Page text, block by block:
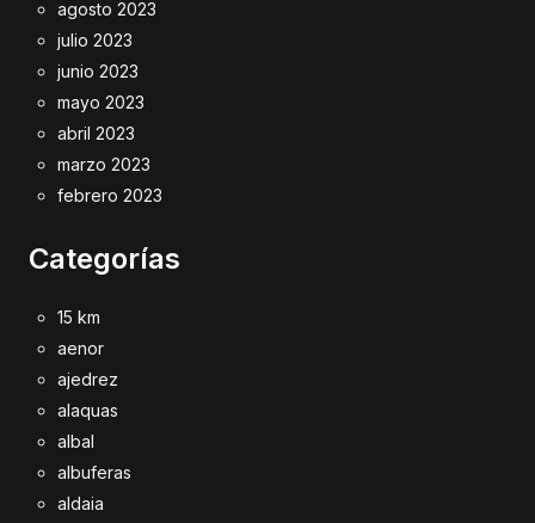
agosto 2023
julio 2023
junio 2023
mayo 2023
abril 2023
marzo 2023
febrero 2023
Categorías
15 km
aenor
ajedrez
alaquas
albal
albuferas
aldaia